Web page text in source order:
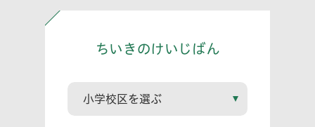
ちいきのけいじばん